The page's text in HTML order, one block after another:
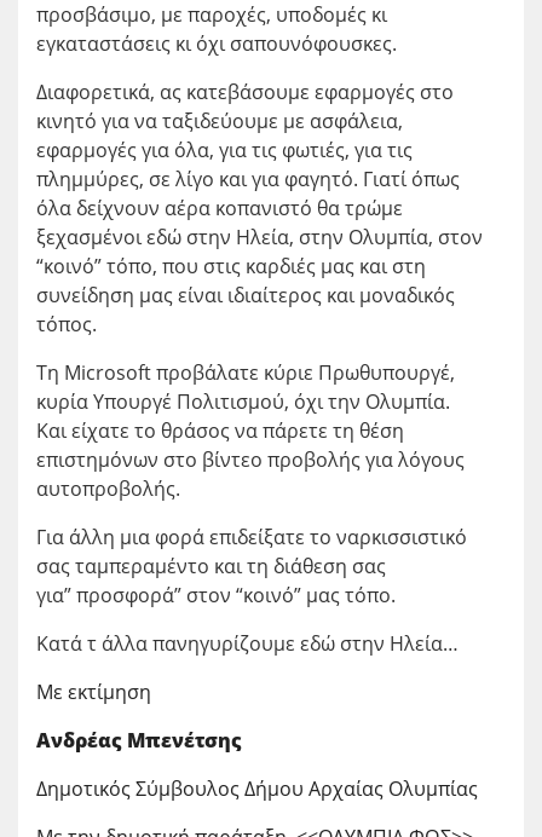
προσβάσιμο, με παροχές, υποδομές κι
εγκαταστάσεις κι όχι σαπουνόφουσκες.
Διαφορετικά, ας κατεβάσουμε εφαρμογές στο
κινητό για να ταξιδεύουμε με ασφάλεια,
εφαρμογές για όλα, για τις φωτιές, για τις
πλημμύρες, σε λίγο και για φαγητό. Γιατί όπως
όλα δείχνουν αέρα κοπανιστό θα τρώμε
ξεχασμένοι εδώ στην Ηλεία, στην Ολυμπία, στον
“κοινό” τόπο, που στις καρδιές μας και στη
συνείδηση μας είναι ιδιαίτερος και μοναδικός
τόπος.
Τη Microsoft προβάλατε κύριε Πρωθυπουργέ,
κυρία Υπουργέ Πολιτισμού, όχι την Ολυμπία.
Και είχατε το θράσος να πάρετε τη θέση
επιστημόνων στο βίντεο προβολής για λόγους
αυτοπροβολής.
Για άλλη μια φορά επιδείξατε το ναρκισσιστικό
σας ταμπεραμέντο και τη διάθεση σας
για” προσφορά” στον “κοινό” μας τόπο.
Κατά τ άλλα πανηγυρίζουμε εδώ στην Ηλεία…
Με εκτίμηση
Ανδρέας Μπενέτσης
Δημοτικός Σύμβουλος Δήμου Αρχαίας Ολυμπίας